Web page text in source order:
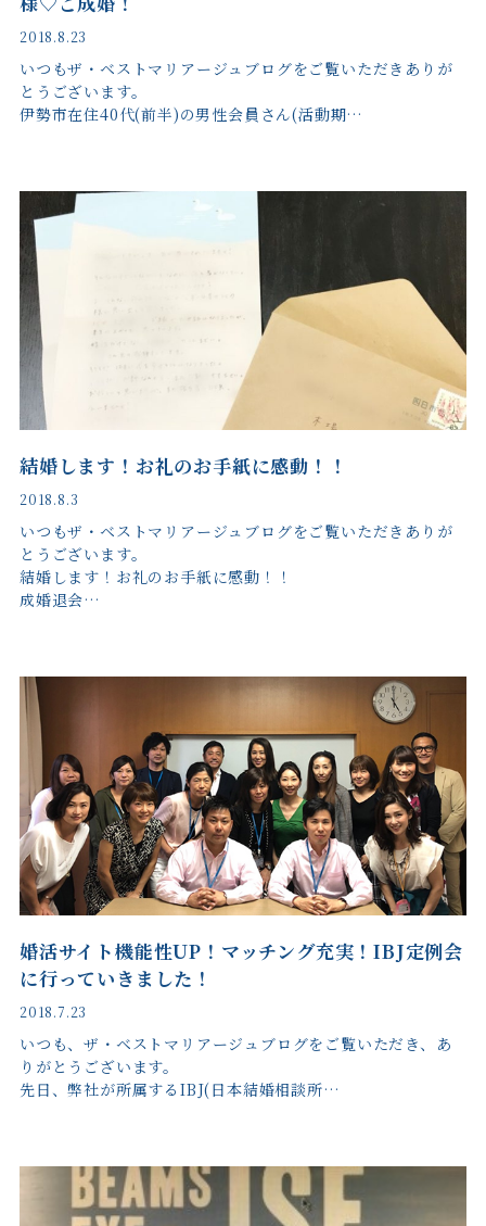
2018.8.23
いつもザ・ベストマリアージュブログをご覧いただきありが
とうございます。
伊勢市在住40代(前半)の男性会員さん(活動期…
結婚します！お礼のお手紙に感動！！
2018.8.3
いつもザ・ベストマリアージュブログをご覧いただきありが
とうございます。
結婚します！お礼のお手紙に感動！！
成婚退会…
婚活サイト機能性UP！マッチング充実！IBJ定例会
に行っていきました！
2018.7.23
いつも、ザ・ベストマリアージュブログをご覧いただき、あ
りがとうございます。
先日、弊社が所属するIBJ(日本結婚相談所…